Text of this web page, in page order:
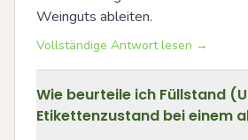
Weinguts ableiten.
Vollständige Antwort lesen →
Wie beurteile ich Füllstand
Etikettenzustand bei einem